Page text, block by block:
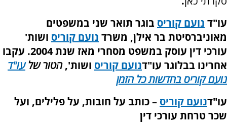
עו"ד נועם קוריס בוגר תואר שני במשפטים
מאוניברסיטת בר אילן, משרד נועם קוריס ושות'
עורכי דין עוסק במשפט מסחרי מאז שנת 2004. עקבו
אחרינו בבלוגר עו"דנועם קוריס ושות',הטור שלעו"ד
נועם קוריס בחדשות כל הזמן
עו"דנועם קוריס –כותב על חובות, על פלילים, ועל
שכר טרחת עורכי דין